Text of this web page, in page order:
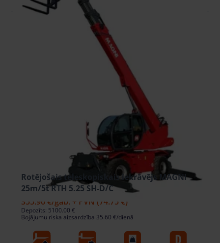
Rotējošais teleskopiskais iekrāvējs MAGNI
25m/5t RTH 5.25 SH-D/C
355.96 €/gab. + PVN (74.75 €)
Depozīts: 5100.00 €
Bojājumu riska aizsardzība 35.60 €/dienā